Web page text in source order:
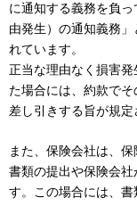
に通知する義務を負
由発生）の通知義務
れています。
正当な理由なく損害
た場合には、約款で
差し引きする旨が規定
また、保険会社は、
書類の提出や保険会
す。この場合には、